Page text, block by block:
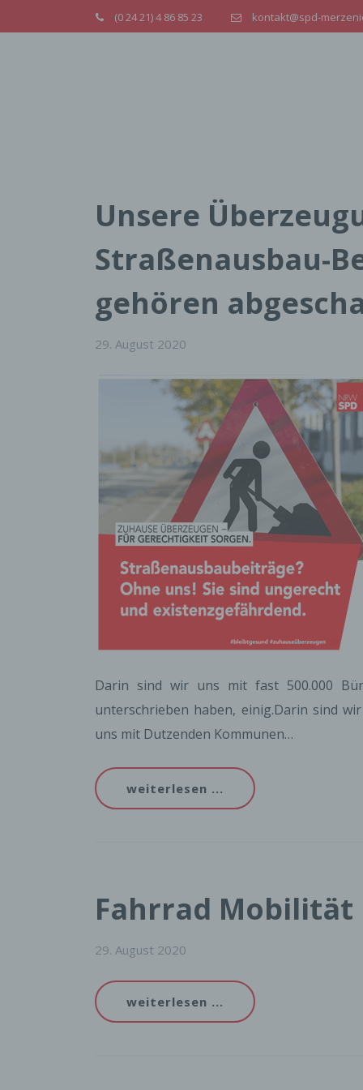
(0 24 21) 4 86 85 23 kontakt@spd-
Unsere
Straßenausbau-
gehören
29. August 2020
Darin sind wir uns mit fast 500.000
unterschrieben haben, einig.Darin sind
uns mit Dutzenden Kommunen…
weiterlesen ...
Fahrrad Mobilität
29. August 2020
weiterlesen ...